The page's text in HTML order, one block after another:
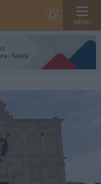
MENU